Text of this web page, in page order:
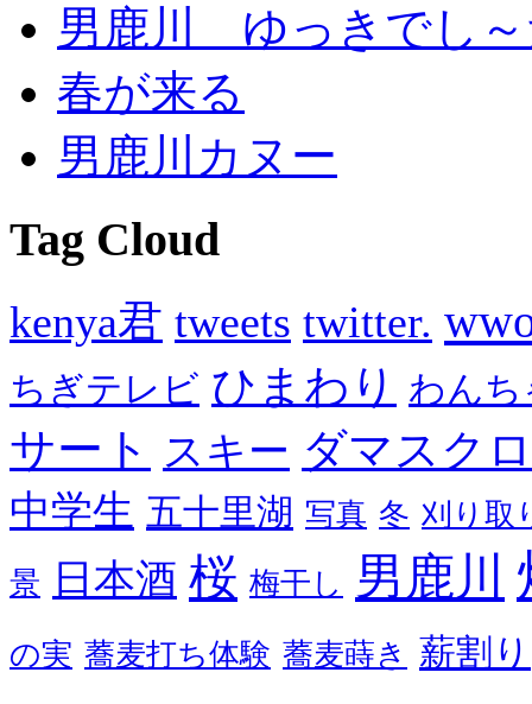
男鹿川 ゆっきでし～
春が来る
男鹿川カヌー
Tag Cloud
kenya君 tweets twitter.
ちぎテレビ ひまわり わんち
サート スキー ダマスク
中学生 五十里湖 写真 冬 刈り取
景
日本酒 桜 梅干し 男鹿川
の実 蕎麦打ち体験 蕎麦蒔き 薪割り